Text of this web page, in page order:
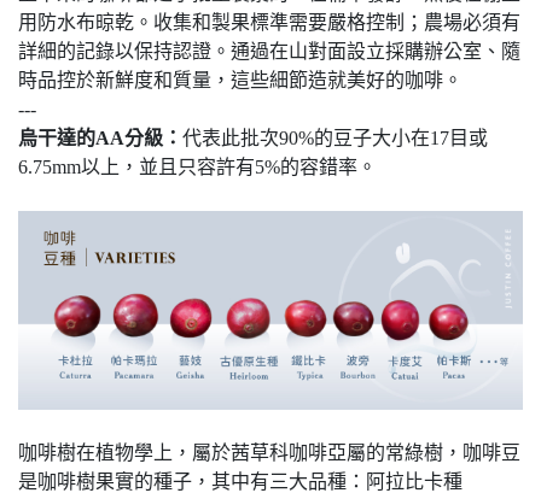
用防水布晾乾。收集和製果標準需要嚴格控制；農場必須有
詳細的記錄以保持認證。通過在山對面設立採購辦公室、隨
時品控於新鮮度和質量，這些細節造就美好的咖啡。
---
烏干達的AA分級： 代表此批次90%的豆子大小在17目或
6.75mm以上，並且只容許有5%的容錯率。
咖啡樹在植物學上，屬於茜草科咖啡亞屬的常綠樹，咖啡豆
是咖啡樹果實的種子，其中有三大品種：阿拉比卡種